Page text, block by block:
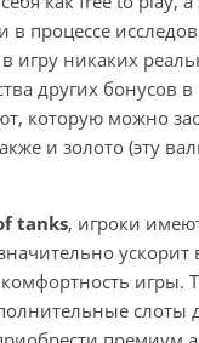
в процессе
игру никаких
других бонусов
которую можно
и золото (эту
tanks, игроки
игры.
слоты